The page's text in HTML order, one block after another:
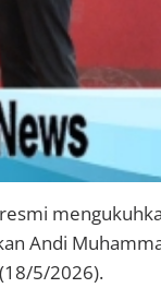
Andi
5/2026).